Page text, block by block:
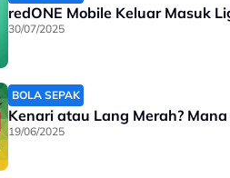
redONE Mobile Keluar Masuk
30/07/2025
BOLA SEPAK
Kenari atau Lang Merah?
19/06/2025